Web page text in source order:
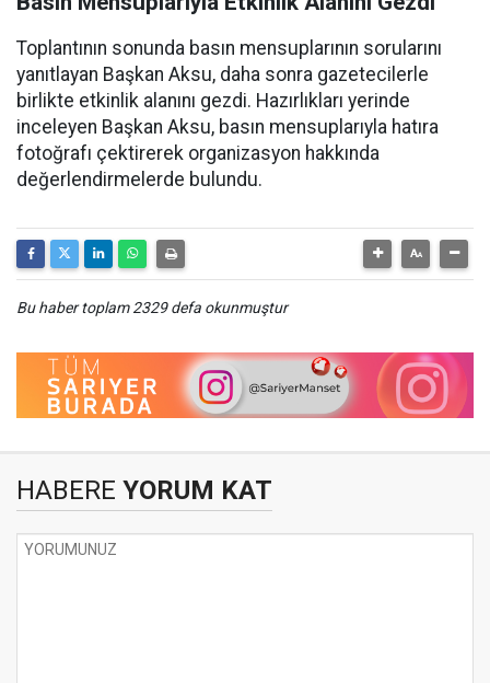
Toplantının sonunda basın mensuplarının sorularını
yanıtlayan Başkan Aksu, daha sonra gazetecilerle
birlikte etkinlik alanını gezdi. Hazırlıkları yerinde
inceleyen Başkan Aksu, basın mensuplarıyla hatıra
fotoğrafı çektirerek organizasyon hakkında
değerlendirmelerde bulundu.
Bu haber toplam 2329 defa okunmuştur
HABERE YORUM KAT